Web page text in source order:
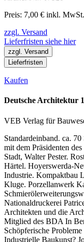
Preis: 7,00 € inkl. MwSt.
zzgl. Versand
Lieferfristen siehe hier
zzgl. Versand
Lieferfristen
Kaufen
Deutsche Architektur
VEB Verlag für
Standardeinband. ca.
mit dem Präsidenten
Stadt, Walter Pester.
Härtel. Hoyerswerda-
Industrie. Kompaktbau
Kluge. Porzellanwerk
Nationaldruckerei
Architekten und die
Mitglied des BDA In
Schöpferische
Industrielle Baukunst?